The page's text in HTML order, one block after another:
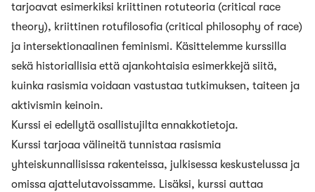
tarjoavat esimerkiksi kriittinen rotuteoria (critical race
theory), kriittinen rotufilosofia (critical philosophy of race)
ja intersektionaalinen feminismi. Käsittelemme kurssilla
sekä historiallisia että ajankohtaisia esimerkkejä siitä,
kuinka rasismia voidaan vastustaa tutkimuksen, taiteen ja
aktivismin keinoin.
Kurssi ei edellytä osallistujilta ennakkotietoja.
Kurssi tarjoaa välineitä tunnistaa rasismia
yhteiskunnallisissa rakenteissa, julkisessa keskustelussa ja
omissa ajattelutavoissamme. Lisäksi, kurssi auttaa